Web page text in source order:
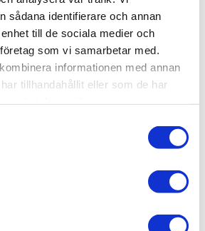
sådana identifierare och annan
till de sociala medier och
som vi samarbetar med.
informationen med annan
tillhandahållit eller som de har